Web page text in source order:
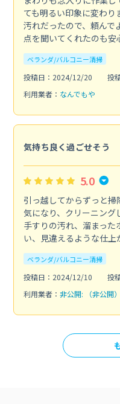
ても明るい印象に変わ
汚れだったので、頼んで
点を聞いてくれたのも安
ベランダ/バルコニー清掃
投稿日：2024/12/20
投
利用業者： なんでもや
気持ち良く過ごせそう
5.0
引っ越してからずっと
気になり、クリーニング
手すりの汚れ、溜まった
い、見違えるような仕上
ベランダ/バルコニー清掃
投稿日：2024/12/10
投
利用業者： 非公開: （非公開